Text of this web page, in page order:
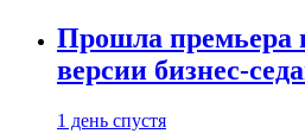
Прошла премьера
версии бизнес-
1 день спустя